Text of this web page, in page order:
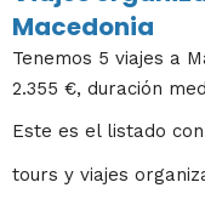
Macedonia
Tenemos 5 viajes a
2.355 €, duración
Este es el listado
tours y viajes